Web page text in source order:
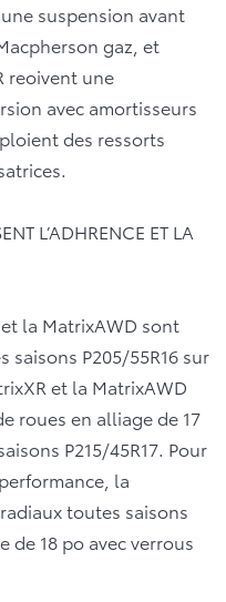
suspension avant
gaz, et
reoivent une
avec amortisseurs
des ressorts
L’ADHRENCE ET LA
la MatrixAWD sont
P205/55R16 sur
et la MatrixAWD
roues en alliage de 17
P215/45R17. Pour
la
toutes saisons
de 18 po avec verrous